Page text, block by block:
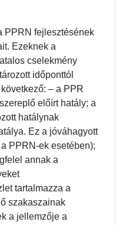
ja
PPRN fejlesztésének
Ezeknek a
cselekmény
időponttól
– a PPR
előírt hatály; a
hatálynak
Ez a jóváhagyott
PPRN-ek esetében);
annak a
tartalmazza a
szakaszainak
a jellemzője a